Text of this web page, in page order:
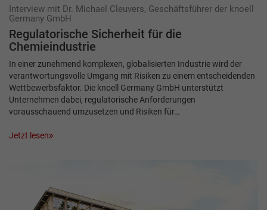
Interview mit Dr. Michael Cleuvers, Geschäftsführer der knoell
Germany GmbH
Regulatorische Sicherheit für die
Chemieindustrie
In einer zunehmend komplexen, globalisierten Industrie wird der
verantwortungsvolle Umgang mit Risiken zu einem entscheidenden
Wettbewerbsfaktor. Die knoell Germany GmbH unterstützt
Unternehmen dabei, regulatorische Anforderungen
vorausschauend umzusetzen und Risiken für…
Jetzt lesen